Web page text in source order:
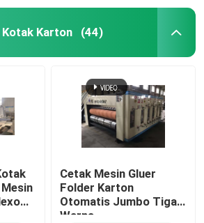
Karton (44)
Cetak Mesin Gluer
Folder Karton
Otomatis Jumbo Tiga
Warna